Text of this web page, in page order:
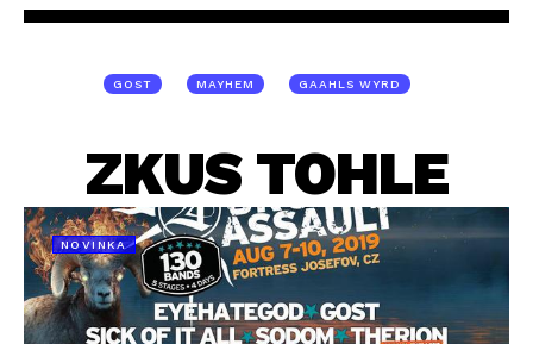
GOST MAYHEM GAAHLS WYRD
ZKUS TOHLE
NOVINKA